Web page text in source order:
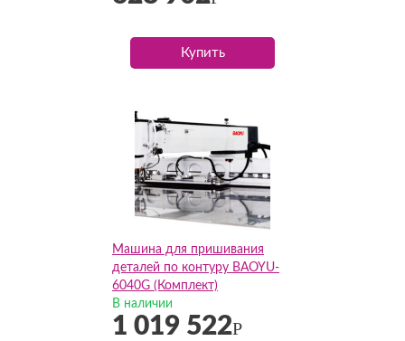
Купить
Машина для пришивания
деталей по контуру BAOYU-
6040G (Комплект)
В наличии
1 019 522Р